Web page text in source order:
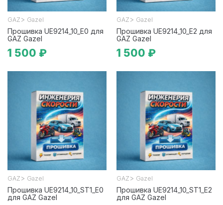
GAZ > Gazel
Прошивка UE9214_10_E0 для
GAZ Gazel
1 500 ₽
GAZ > Gazel
Прошивка UE9214_10_E2 для
GAZ Gazel
1 500 ₽
GAZ > Gazel
Прошивка UE9214_10_ST1_E0
для GAZ Gazel
GAZ > Gazel
Прошивка UE9214_10_ST1_E2
для GAZ Gazel